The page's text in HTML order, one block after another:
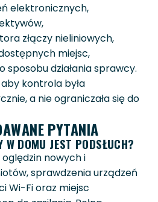
elektronicznych,
złączy nieliniowych,
miejsc,
sposobu działania sprawcy.
kontrola była
a nie ograniczała się do
PYTANIA
W DOMU JEST PODSŁUCH?
nowych i
sprawdzenia urządzeń
Wi-Fi oraz miejsc